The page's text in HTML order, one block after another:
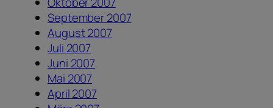
September 2007
August 2007
Juli 2007
Juni 2007
Mai 2007
April 2007